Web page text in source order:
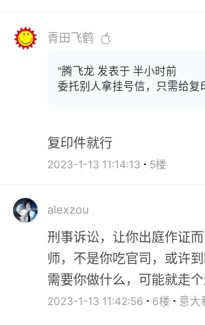
青田飞鹤
"腾飞龙 发表于 半小时前
委托别人拿挂号信，只需给复
复印件就行
2023-1-13 11:14:13 5楼
alexzou
刑事诉讼，让你出庭作证
师，不是你吃官司，或许
需要你做什么，可能就走个
2023-1-13 11:42:56 6楼 意大